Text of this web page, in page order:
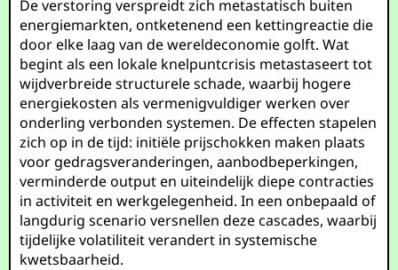
De verstoring verspreidt zich metastatisch buiten
energiemarkten, ontketenend een kettingreactie die
door elke laag van de wereldeconomie golft. Wat
begint als een lokale knelpuntcrisis metastaseert tot
wijdverbreide structurele schade, waarbij hogere
energiekosten als vermenigvuldiger werken over
onderling verbonden systemen. De effecten stapelen
zich op in de tijd: initiële prijschokken maken plaats
voor gedragsveranderingen, aanbodbeperkingen,
verminderde output en uiteindelijk diepe contracties
in activiteit en werkgelegenheid. In een onbepaald of
langdurig scenario versnellen deze cascades, waarbij
tijdelijke volatiliteit verandert in systemische
kwetsbaarheid.